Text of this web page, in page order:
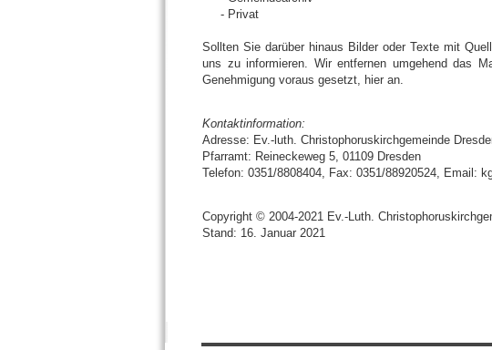
- Privat
Sollten Sie darüber hinaus Bilder oder Texte mit
uns zu informieren. Wir entfernen umgehend das
Genehmigung voraus gesetzt, hier an.
Kontaktinformation:
Adresse: Ev.-luth. Christophoruskirchgemeinde
Pfarramt: Reineckeweg 5, 01109 Dresden
Telefon: 0351/8808404, Fax: 0351/88920524, Email:
Copyright © 2004-2021 Ev.-Luth.
Stand: 16. Januar 2021